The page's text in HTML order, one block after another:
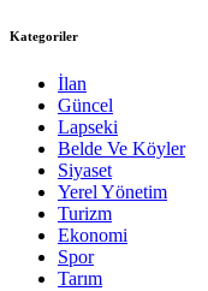
Kategoriler
İlan
Güncel
Lapseki
Belde Ve Köyler
Siyaset
Yerel Yönetim
Turizm
Ekonomi
Spor
Tarım